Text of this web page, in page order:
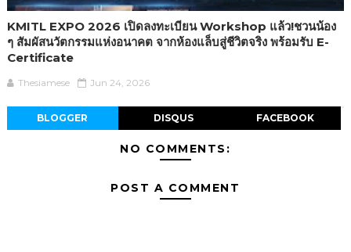
KMITL EXPO 2026 เปิดลงทะเบียน Workshop แล้ว!ชวนน้อง
ๆ สัมผัสนวัตกรรมแห่งอนาคต จากห้องแล็บสู่ชีวิตจริง พร้อมรับ E-
Certificate
Thesiamese Jun 24, 2026
BLOGGER DISQUS FACEBOOK
NO COMMENTS:
POST A COMMENT